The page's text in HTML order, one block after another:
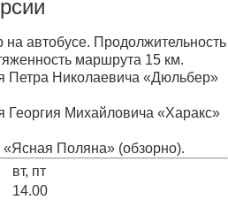
автобусе. Продолжительность
маршрута 15 км.
Петра Николаевича «Дюльбер»
Георгия Михайловича «Харакс»
Поляна» (обзорно).
вт, пт
14.00